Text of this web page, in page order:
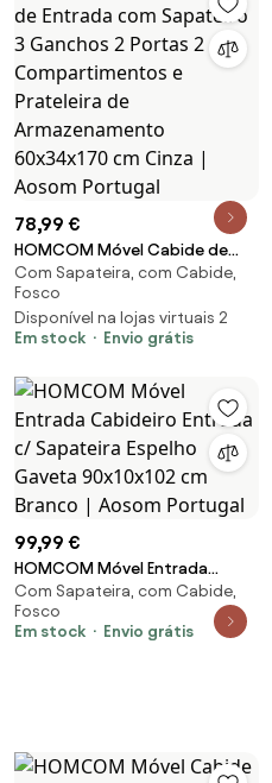
78,99 €
HOMCOM Móvel Cabide de
Entrada com Sapateiro 3
Ganchos 2 Portas 2
Compartimentos e Prateleira
de Armazenamento 60x34x170
Com Sapateira, com Cabide,
Fosco
Disponível na lojas virtuais 2
Em stock
Envio grátis
99,99 €
HOMCOM Móvel Entrada
Cabideiro Entrada c/ Sapateira
Espelho Gaveta 90x10x102 cm
Branco | Aosom Portugal
Com Sapateira, com Cabide,
Fosco
Em stock
Envio grátis